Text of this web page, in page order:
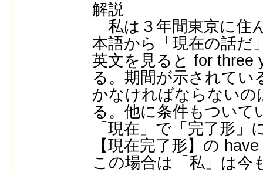
解説
「私は３年間東京に
本語から「現在の話だ
英文を見ると for three
る。期間が示されてい
かなければならないの
る。他に条件もついて
「現在」で「完了形
【現在完了形】の
この場合は「私」は今